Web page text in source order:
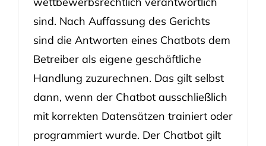
sind. Nach Auffassung des Gerichts
sind die Antworten eines Chatbots dem
Betreiber als eigene geschäftliche
Handlung zuzurechnen. Das gilt selbst
dann, wenn der Chatbot ausschließlich
mit korrekten Datensätzen trainiert oder
programmiert wurde. Der Chatbot gilt